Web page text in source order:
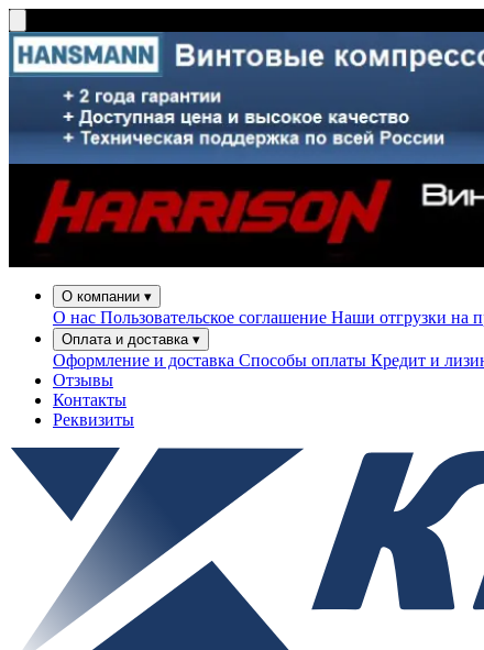
О компании ▾
О нас Пользовательское соглашение Наши отгрузки на
Оплата и доставка ▾
Оформление и доставка Способы оплаты Кредит и
Отзывы
Контакты
Реквизиты